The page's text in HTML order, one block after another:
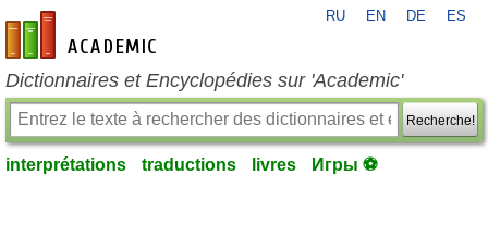
fr-academic.com
RU EN DE ES
Dictionnaires et Encyclopédies sur 'Academic'
Recherche!
interprétations traductions livres Игры ⚽